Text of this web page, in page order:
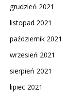
grudzień 2021
listopad 2021
październik 2021
wrzesień 2021
sierpień 2021
lipiec 2021